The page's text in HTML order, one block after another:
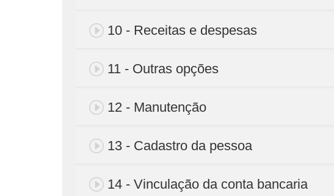
10 - Receitas e despesas
11 - Outras opções
12 - Manutenção
13 - Cadastro da pessoa
14 - Vinculação da conta bancaria